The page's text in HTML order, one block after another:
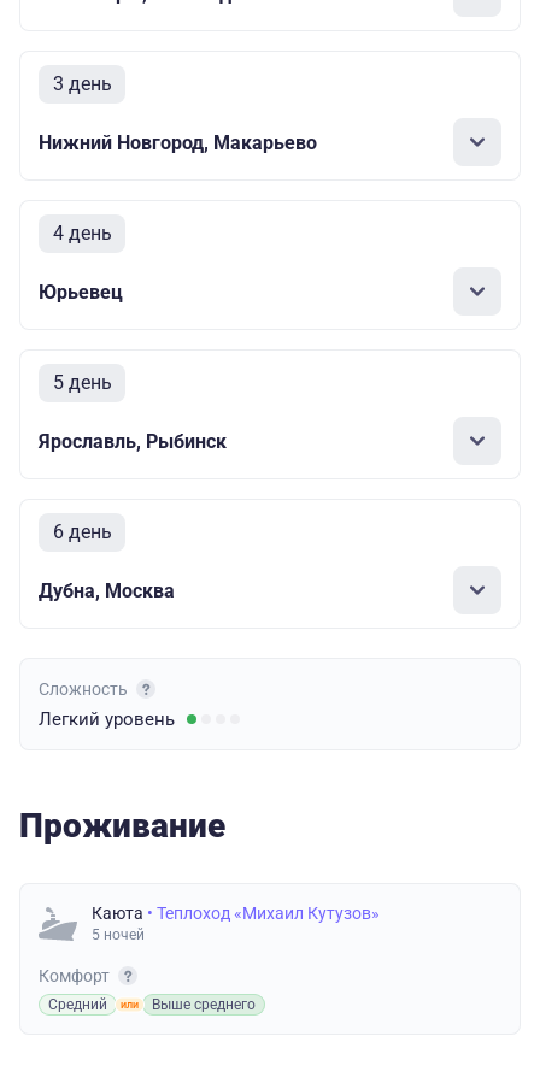
3 день
Нижний Новгород, Макарьево
4 день
Юрьевец
5 день
Ярославль, Рыбинск
6 день
Дубна, Москва
Сложность
Легкий уровень
Проживание
Каюта • Теплоход «Михаил Кутузов»
5 ночей
Комфорт
Средний Выше среднего